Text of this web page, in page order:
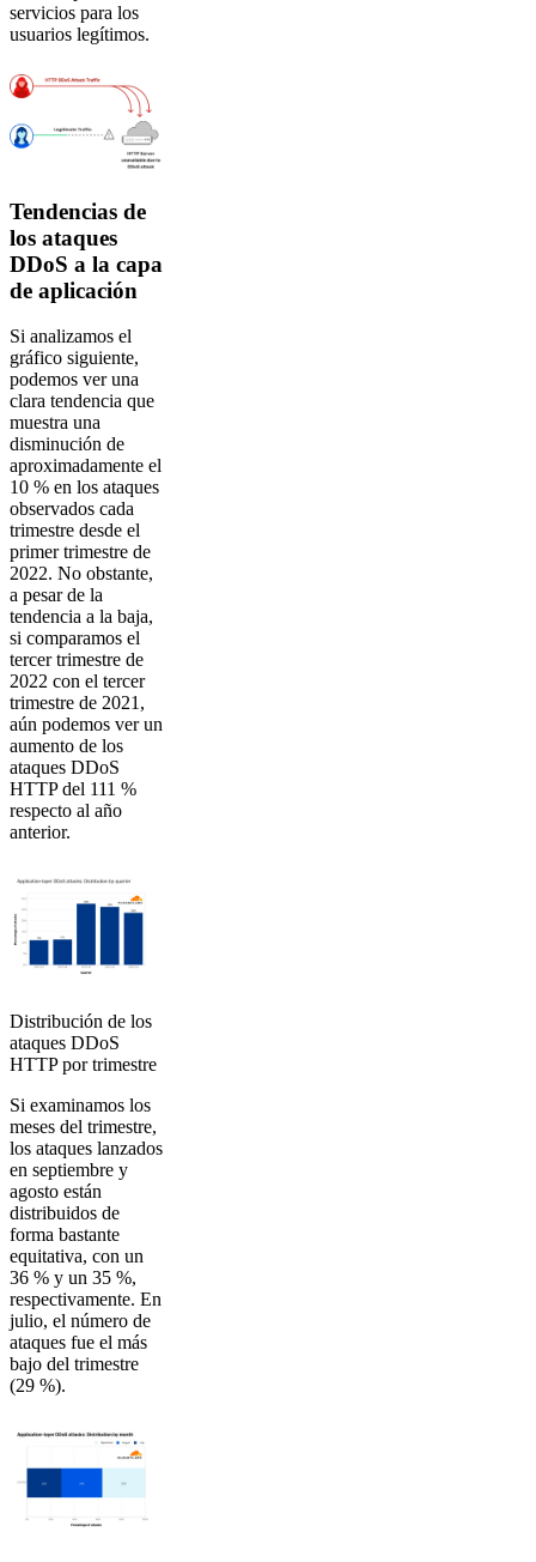
servicios para los
usuarios legítimos.
Tendencias de
los ataques
DDoS a la capa
de aplicación
Si analizamos el
gráfico siguiente,
podemos ver una
clara tendencia que
muestra una
disminución de
aproximadamente el
10 % en los ataques
observados cada
trimestre desde el
primer trimestre de
2022. No obstante,
a pesar de la
tendencia a la baja,
si comparamos el
tercer trimestre de
2022 con el tercer
trimestre de 2021,
aún podemos ver un
aumento de los
ataques DDoS
HTTP del 111 %
respecto al año
anterior.
Distribución de los
ataques DDoS
HTTP por trimestre
Si examinamos los
meses del trimestre,
los ataques lanzados
en septiembre y
agosto están
distribuidos de
forma bastante
equitativa, con un
36 % y un 35 %,
respectivamente. En
julio, el número de
ataques fue el más
bajo del trimestre
(29 %).